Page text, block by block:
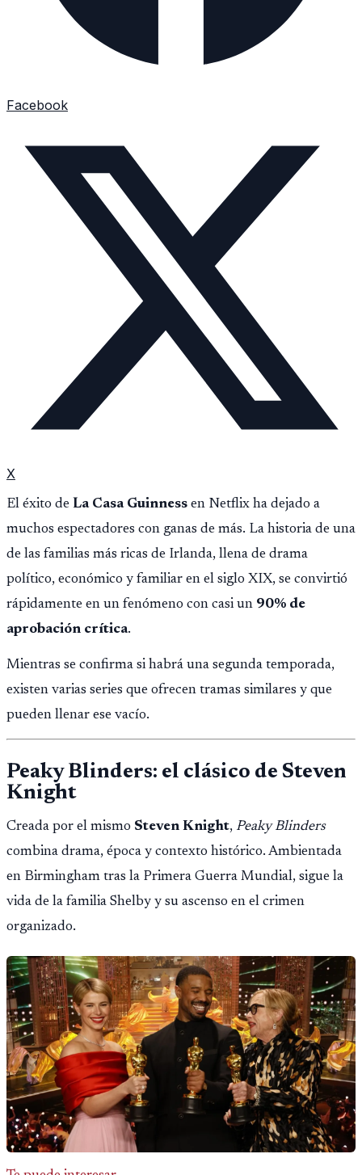
Facebook
X
El éxito de La Casa Guinness en Netflix ha dejado a
muchos espectadores con ganas de más. La historia de una
de las familias más ricas de Irlanda, llena de drama
político, económico y familiar en el siglo XIX, se convirtió
rápidamente en un fenómeno con casi un 90% de
aprobación crítica.
Mientras se confirma si habrá una segunda temporada,
existen varias series que ofrecen tramas similares y que
pueden llenar ese vacío.
Peaky Blinders: el clásico de Steven
Knight
Creada por el mismo Steven Knight, Peaky Blinders
combina drama, época y contexto histórico. Ambientada
en Birmingham tras la Primera Guerra Mundial, sigue la
vida de la familia Shelby y su ascenso en el crimen
organizado.